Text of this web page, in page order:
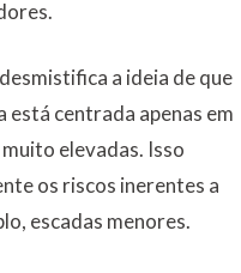
a ideia de que
está centrada apenas em
elevadas. Isso
os riscos inerentes a
escadas menores.